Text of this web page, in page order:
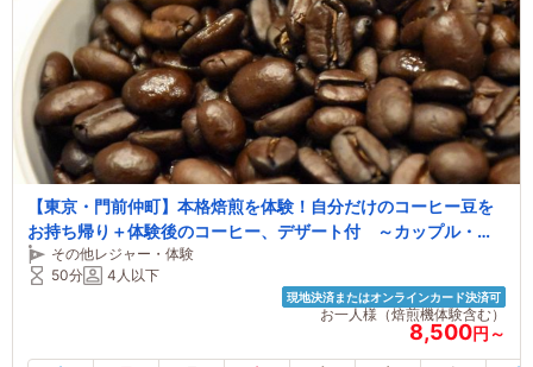
【東京・門前仲町】本格焙煎を体験！自分だけのコーヒー豆を
お持ち帰り＋体験後のコーヒー、デザート付 ～カップル・お
一人様・ご夫婦にもおすすめ～
その他レジャー・体験
50分
4人以下
現地決済またはオンラインカード決済可
お一人様（焙煎機体験含む）
8,500円～